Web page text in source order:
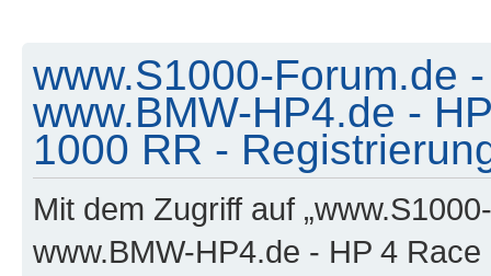
www.S1000-Forum.de
www.BMW-HP4.de -
1000 RR -
Mit dem Zugriff auf
www.BMW-HP4.de - HP 4